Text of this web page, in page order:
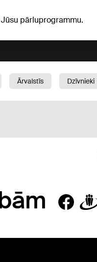
pārluprogrammu.
Ārvalstīs Dzīvnieki